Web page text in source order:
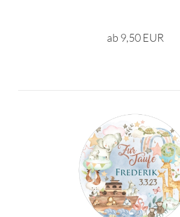
ab 9,50 EUR